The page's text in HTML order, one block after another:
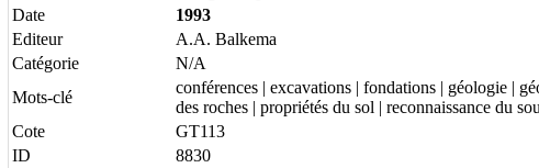
Date
1993
Editeur
A.A. Balkema
Catégorie
N/A
Mots-clé
conférences | excavations | fondations | géologie |
des roches | propriétés du sol | reconnaissance du
Cote
GT113
ID
8830